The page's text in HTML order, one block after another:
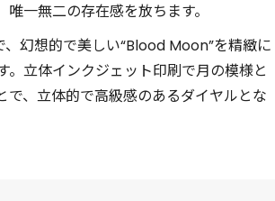
一無二の存在感を放ちます。
幻想的で美しい“Blood Moon”を精緻に
立体インクジェット印刷で月の模様と
、立体的で高級感のあるダイヤルとな